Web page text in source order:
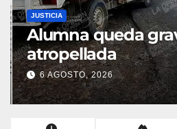
JUSTICIA
Alumna queda
atropellada
6 AGOSTO, 2026